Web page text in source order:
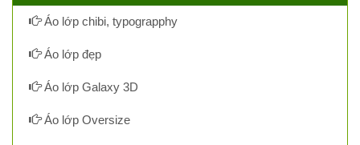
Áo lớp chibi, typograpphy
Áo lớp đẹp
Áo lớp Galaxy 3D
Áo lớp Oversize